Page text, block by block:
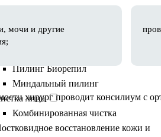
Пилинг Биорепил
Миндальный пилинг
лица
Комбинированная чистка
восстановление кожи и
мочи и другие
хирург проводит консилиум с